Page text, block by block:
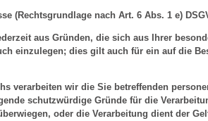
(Rechtsgrundlage nach Art. 6 Abs. 1 e)
aus Gründen, die sich aus Ihrer
einzulegen; dies gilt auch für ein auf die
verarbeiten wir die Sie betreffenden
schutzwürdige Gründe für die
oder die Verarbeitung dient der